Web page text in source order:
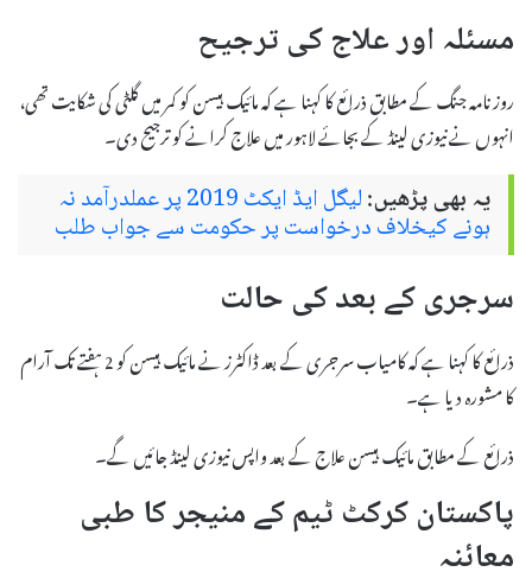
مسئلہ اور علاج کی ترجیح
روزنامہ جنگ کے مطابق ذرائع کا کہنا ہے کہ مائیک ہیسن کو کمر میں گلٹی کی شکایت تھی،
انہوں نے نیوزی لینڈ کے بجائے لاہور میں علاج کرانے کو ترجیح دی۔
یہ بھی پڑھیں: لیگل ایڈ ایکٹ 2019 پر عملدرآمد نہ
ہونے کیخلاف درخواست پر حکومت سے جواب طلب
سرجری کے بعد کی حالت
ذرائع کا کہنا ہے کہ کامیاب سرجری کے بعد ڈاکٹرز نے مائیک ہیسن کو 2 ہفتے تک آرام
کا مشورہ دیا ہے۔
ذرائع کے مطابق مائیک ہیسن علاج کے بعد واپس نیوزی لینڈ جائیں گے۔
پاکستان کرکٹ ٹیم کے منیجر کا طبی
معائنہ